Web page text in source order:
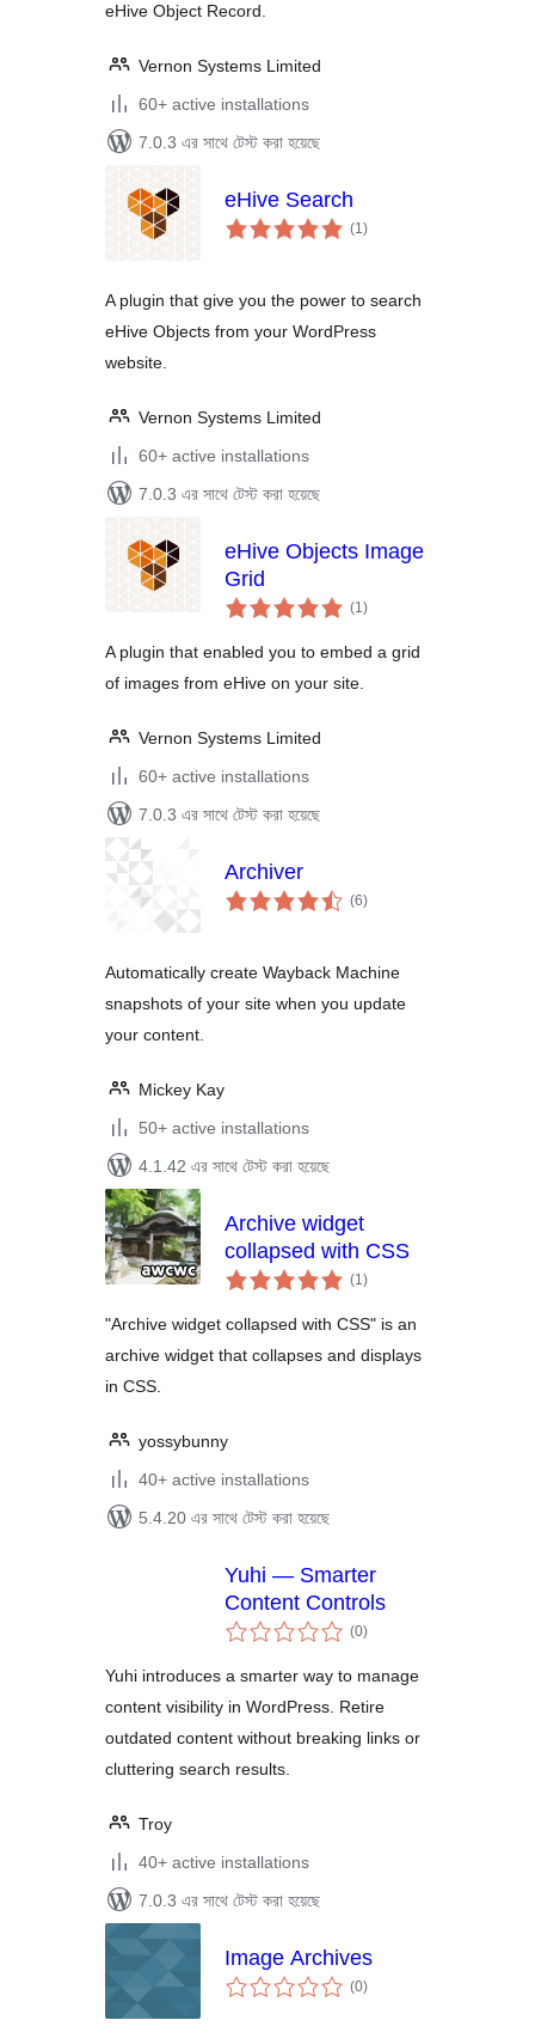
eHive Object Record.
Vernon Systems Limited
60+ active installations
7.0.3 এর সাথে টেস্ট করা হয়েছে
eHive Search
(1total
ratings
)
A plugin that give you the power to search
eHive Objects from your WordPress
website.
Vernon Systems Limited
60+ active installations
7.0.3 এর সাথে টেস্ট করা হয়েছে
eHive Objects Image
Grid
(1total
ratings
)
A plugin that enabled you to embed a grid
of images from eHive on your site.
Vernon Systems Limited
60+ active installations
7.0.3 এর সাথে টেস্ট করা হয়েছে
Archiver
(6total
ratings
)
Automatically create Wayback Machine
snapshots of your site when you update
your content.
Mickey Kay
50+ active installations
4.1.42 এর সাথে টেস্ট করা হয়েছে
Archive widget
collapsed with CSS
(1total
ratings
)
"Archive widget collapsed with CSS" is an
archive widget that collapses and displays
in CSS.
yossybunny
40+ active installations
5.4.20 এর সাথে টেস্ট করা হয়েছে
Yuhi — Smarter
Content Controls
(0total
ratings
)
Yuhi introduces a smarter way to manage
content visibility in WordPress. Retire
outdated content without breaking links or
cluttering search results.
Troy
40+ active installations
7.0.3 এর সাথে টেস্ট করা হয়েছে
Image Archives
(0total
ratings
)